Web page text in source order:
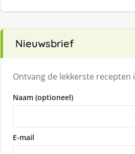
Nieuwsbrief
Ontvang de lekkerste recepten
Naam (optioneel)
E-mail